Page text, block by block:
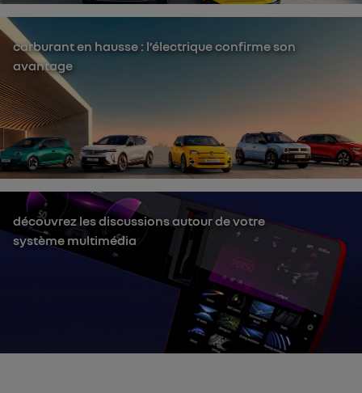
carburant en hausse : l’électrique confirme son
avantage
découvrez les discussions autour de votre
système multimédia